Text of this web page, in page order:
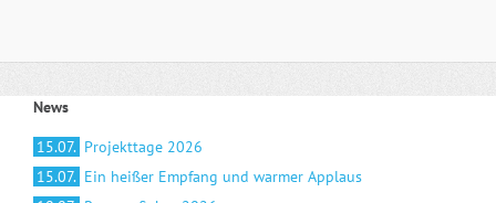
News
15.07. Projekttage 2026
15.07. Ein heißer Empfang und warmer Applaus